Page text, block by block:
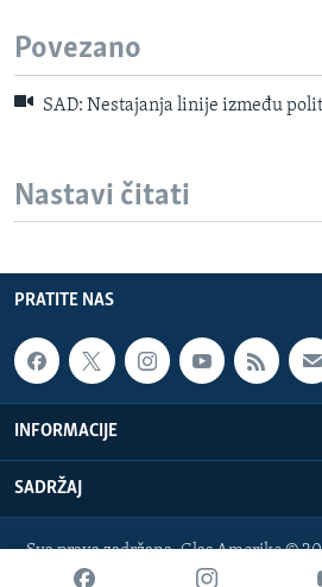
Povezano
SAD: Nestajanja linije između
Nastavi čitati
PRATITE NAS
INFORMACIJE
SADRŽAJ
Sva prava zadržana. Glas Amerike ©
bosnian-service@voanews.com